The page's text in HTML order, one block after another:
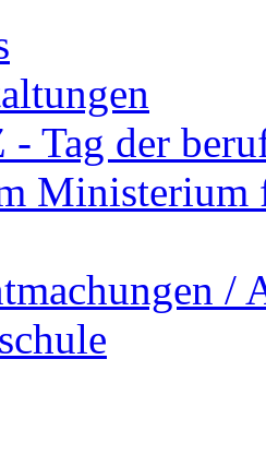
- Tag der
Ministerium
/